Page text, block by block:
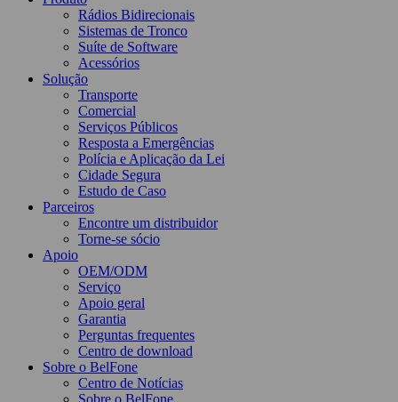
Rádios Bidirecionais
Sistemas de Tronco
Suíte de Software
Acessórios
Solução
Transporte
Comercial
Serviços Públicos
Resposta a Emergências
Polícia e Aplicação da Lei
Cidade Segura
Estudo de Caso
Parceiros
Encontre um distribuidor
Torne-se sócio
Apoio
OEM/ODM
Serviço
Apoio geral
Garantia
Perguntas frequentes
Centro de download
Sobre o BelFone
Centro de Notícias
Sobre o BelFone